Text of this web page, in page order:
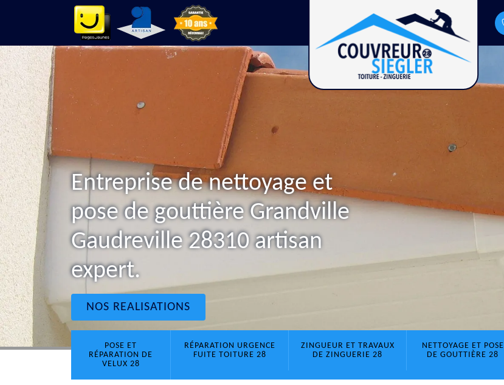
Entreprise de nettoyage et
pose de gouttière Grandville
Gaudreville 28310 artisan
expert.
NOS REALISATIONS
POSE ET
RÉPARATION DE
VELUX 28
RÉPARATION URGENCE
FUITE TOITURE 28
ZINGUEUR ET TRAVAUX
DE ZINGUERIE 28
NETTOYAGE ET POSE
DE GOUTTIÈRE 28